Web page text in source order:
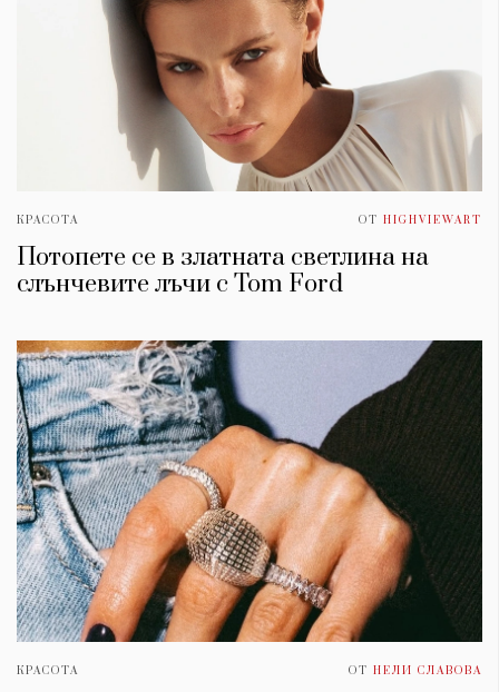
КРАСОТА ОТ HIGHVIEWART
Потопете се в златната светлина на
слънчевите лъчи с Tom Ford
КРАСОТА ОТ НЕЛИ СЛАВОВА